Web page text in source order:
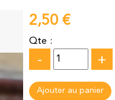
2,50 €
Qte :
- +